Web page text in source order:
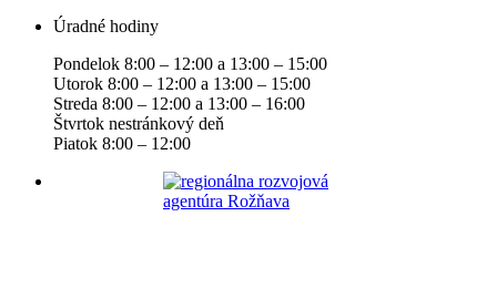
Úradné hodiny
Pondelok 8:00 – 12:00 a 13:00 – 15:00
Utorok 8:00 – 12:00 a 13:00 – 15:00
Streda 8:00 – 12:00 a 13:00 – 16:00
Štvrtok nestránkový deň
Piatok 8:00 – 12:00